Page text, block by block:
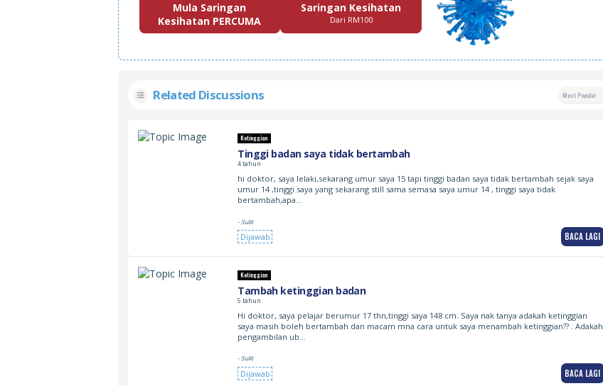
Mula Saringan
Kesihatan PERCUMA
Saringan Kesihatan
Dari RM100
Related Discussions Most Popular
Ketinggian
Tinggi badan saya tidak bertambah
4 tahun
hi doktor, saya lelaki,sekarang umur saya 15 tapi tinggi badan saya tidak bertambah sejak saya
umur 14 ,tinggi saya yang sekarang still sama semasa saya umur 14 , tinggi saya tidak
bertambah,apa…
- Sulit
Dijawab BACA LAGI
Ketinggian
Tambah ketinggian badan
5 tahun
Hi doktor, saya pelajar berumur 17 thn,tinggi saya 148 cm. Saya nak tanya adakah ketinggian
saya masih boleh bertambah dan macam mna cara untuk saya menambah ketinggian?? . Adakah
pengambilan ub…
- Sulit
Dijawab BACA LAGI